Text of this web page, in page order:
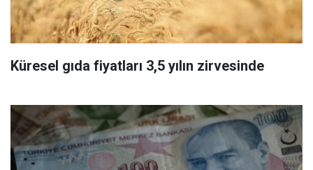
Küresel gıda fiyatları 3,5 yılın zirvesinde